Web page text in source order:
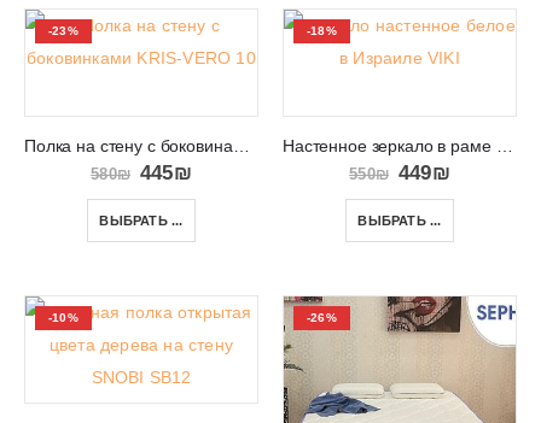
-23%
580₪ 445₪
ВЫБРАТЬ ...
-18%
550₪ 449₪
ВЫБРАТЬ ...
-10% -26%